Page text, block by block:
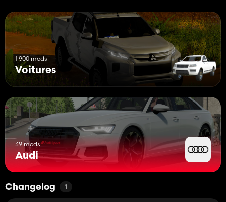
1 900 mods
Voitures
39 mods
Audi
Changelog 1